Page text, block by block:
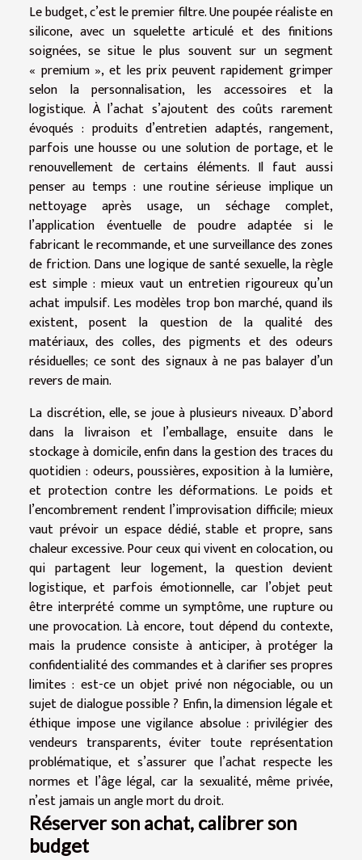
Le budget, c’est le premier filtre. Une poupée réaliste en
silicone, avec un squelette articulé et des finitions
soignées, se situe le plus souvent sur un segment
« premium », et les prix peuvent rapidement grimper
selon la personnalisation, les accessoires et la
logistique. À l’achat s’ajoutent des coûts rarement
évoqués : produits d’entretien adaptés, rangement,
parfois une housse ou une solution de portage, et le
renouvellement de certains éléments. Il faut aussi
penser au temps : une routine sérieuse implique un
nettoyage après usage, un séchage complet,
l’application éventuelle de poudre adaptée si le
fabricant le recommande, et une surveillance des zones
de friction. Dans une logique de santé sexuelle, la règle
est simple : mieux vaut un entretien rigoureux qu’un
achat impulsif. Les modèles trop bon marché, quand ils
existent, posent la question de la qualité des
matériaux, des colles, des pigments et des odeurs
résiduelles; ce sont des signaux à ne pas balayer d’un
revers de main.
La discrétion, elle, se joue à plusieurs niveaux. D’abord
dans la livraison et l’emballage, ensuite dans le
stockage à domicile, enfin dans la gestion des traces du
quotidien : odeurs, poussières, exposition à la lumière,
et protection contre les déformations. Le poids et
l’encombrement rendent l’improvisation difficile; mieux
vaut prévoir un espace dédié, stable et propre, sans
chaleur excessive. Pour ceux qui vivent en colocation, ou
qui partagent leur logement, la question devient
logistique, et parfois émotionnelle, car l’objet peut
être interprété comme un symptôme, une rupture ou
une provocation. Là encore, tout dépend du contexte,
mais la prudence consiste à anticiper, à protéger la
confidentialité des commandes et à clarifier ses propres
limites : est-ce un objet privé non négociable, ou un
sujet de dialogue possible ? Enfin, la dimension légale et
éthique impose une vigilance absolue : privilégier des
vendeurs transparents, éviter toute représentation
problématique, et s’assurer que l’achat respecte les
normes et l’âge légal, car la sexualité, même privée,
n’est jamais un angle mort du droit.
Réserver son achat, calibrer son
budget